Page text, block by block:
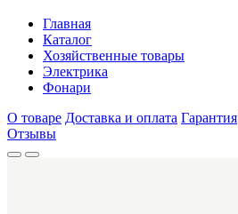
Главная
Каталог
Хозяйственные товары
Электрика
Фонари
О товаре Доставка и оплата Гарантия
Отзывы